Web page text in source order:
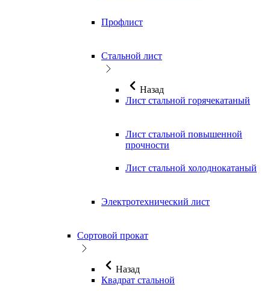
Профлист
Стальной лист
Назад
Лист стальной горячекатаный
Лист стальной повышенной
прочности
Лист стальной холоднокатаный
Электротехнический лист
Сортовой прокат
Назад
Квадрат стальной